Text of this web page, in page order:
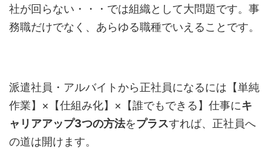
社が回らない・・・では組織として大問題です。事
務職だけでなく、あらゆる職種でいえることです。
派遣社員・アルバイトから正社員になるには【単純
作業】×【仕組み化】×【誰でもできる】仕事にキ
ャリアアップ3つの方法をプラスすれば、正社員へ
の道は開けます。